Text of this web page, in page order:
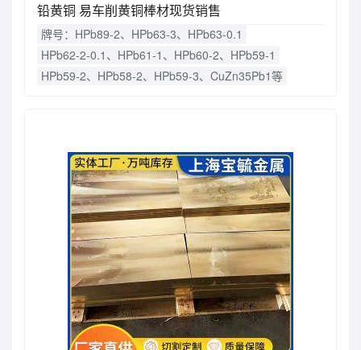
铅黄铜 易车削黄铜棒材现货销售
牌号：HPb89-2、HPb63-3、HPb63-0.1
HPb62-2-0.1、HPb61-1、HPb60-2、HPb59-1
HPb59-2、HPb58-2、HPb59-3、CuZn35Pb1等